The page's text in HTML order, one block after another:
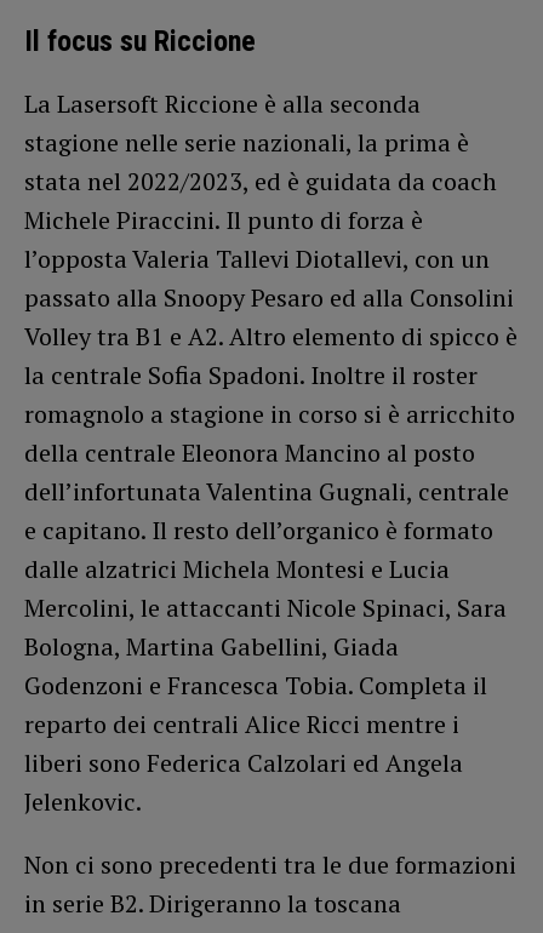
Il focus su Riccione
La Lasersoft Riccione è alla seconda
stagione nelle serie nazionali, la prima è
stata nel 2022/2023, ed è guidata da coach
Michele Piraccini. Il punto di forza è
l’opposta Valeria Tallevi Diotallevi, con un
passato alla Snoopy Pesaro ed alla Consolini
Volley tra B1 e A2. Altro elemento di spicco è
la centrale Sofia Spadoni. Inoltre il roster
romagnolo a stagione in corso si è arricchito
della centrale Eleonora Mancino al posto
dell’infortunata Valentina Gugnali, centrale
e capitano. Il resto dell’organico è formato
dalle alzatrici Michela Montesi e Lucia
Mercolini, le attaccanti Nicole Spinaci, Sara
Bologna, Martina Gabellini, Giada
Godenzoni e Francesca Tobia. Completa il
reparto dei centrali Alice Ricci mentre i
liberi sono Federica Calzolari ed Angela
Jelenkovic.
Non ci sono precedenti tra le due formazioni
in serie B2. Dirigeranno la toscana